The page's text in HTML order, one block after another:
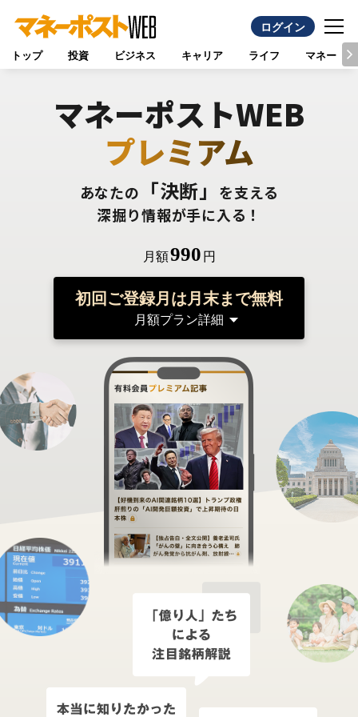
ログイン
トップ 投資 ビジネス キャリア ライフ マネー
マネーポストWEB
プレミアム
あなたの 「決断」
を支える
深掘り情報が手に入る！
月額990 円
初回ご登録月は月末まで無料
月額プラン詳細